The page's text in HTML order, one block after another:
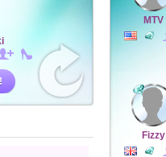
MTV
Fizzy